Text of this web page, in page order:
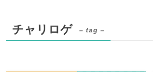
チャリロゲ – tag –